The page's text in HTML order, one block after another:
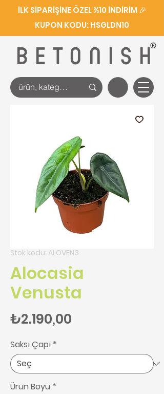
BETONISH
®
İLK SİPARİŞİNE ÖZEL %10 İNDİRİM 🎉
KUPON KODU: HSGLDN10
Stok kodu: ALOVEN3
Alocasia
Venusta
₺2.190,00
Saksı Çapı *
Ürün Boyu *